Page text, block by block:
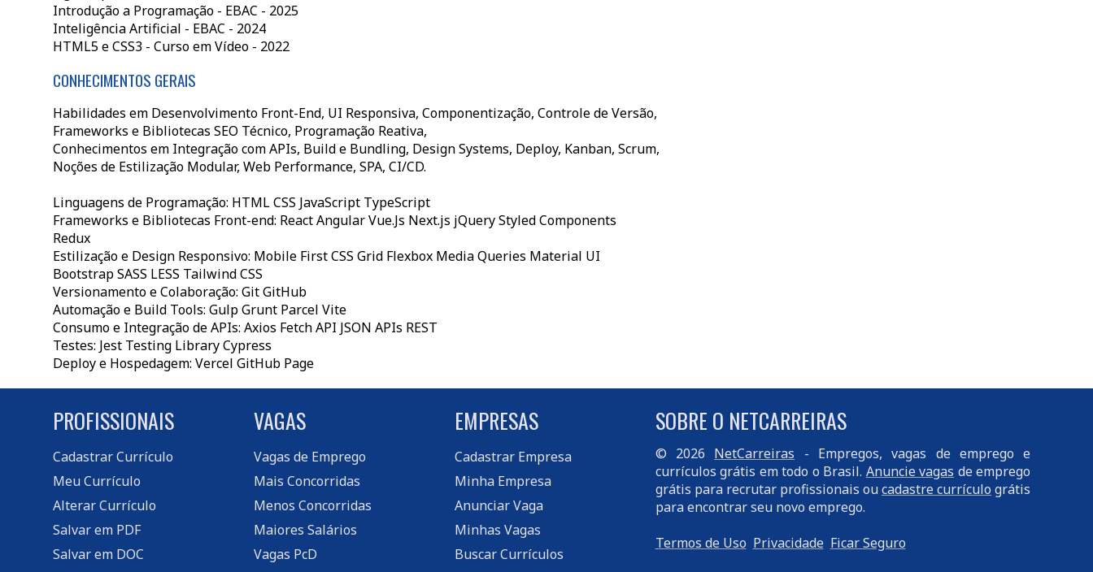
Introdução a Programação - EBAC - 2025
Inteligência Artificial - EBAC - 2024
HTML5 e CSS3 - Curso em Vídeo - 2022
CONHECIMENTOS GERAIS
Habilidades em Desenvolvimento Front-End, UI Responsiva, Componentização, Controle de Versão,
Frameworks e Bibliotecas SEO Técnico, Programação Reativa,
Conhecimentos em Integração com APIs, Build e Bundling, Design Systems, Deploy, Kanban, Scrum,
Noções de Estilização Modular, Web Performance, SPA, CI/CD.
Linguagens de Programação: HTML CSS JavaScript TypeScript
Frameworks e Bibliotecas Front-end: React Angular Vue.Js Next.js jQuery Styled Components
Redux
Estilização e Design Responsivo: Mobile First CSS Grid Flexbox Media Queries Material UI
Bootstrap SASS LESS Tailwind CSS
Versionamento e Colaboração: Git GitHub
Automação e Build Tools: Gulp Grunt Parcel Vite
Consumo e Integração de APIs: Axios Fetch API JSON APIs REST
Testes: Jest Testing Library Cypress
Deploy e Hospedagem: Vercel GitHub Page
PROFISSIONAIS
Cadastrar Currículo
Meu Currículo
Alterar Currículo
Salvar em PDF
Salvar em DOC
VAGAS
Vagas de Emprego
Mais Concorridas
Menos Concorridas
Maiores Salários
Vagas PcD
EMPRESAS
Cadastrar Empresa
Minha Empresa
Anunciar Vaga
Minhas Vagas
Buscar Currículos
SOBRE O NETCARREIRAS
© 2026 NetCarreiras - Empregos, vagas de emprego e
currículos grátis em todo o Brasil. Anuncie vagas de emprego
grátis para recrutar profissionais oucadastre currículo grátis
para encontrar seu novo emprego.
Termos de Uso Privacidade Ficar Seguro